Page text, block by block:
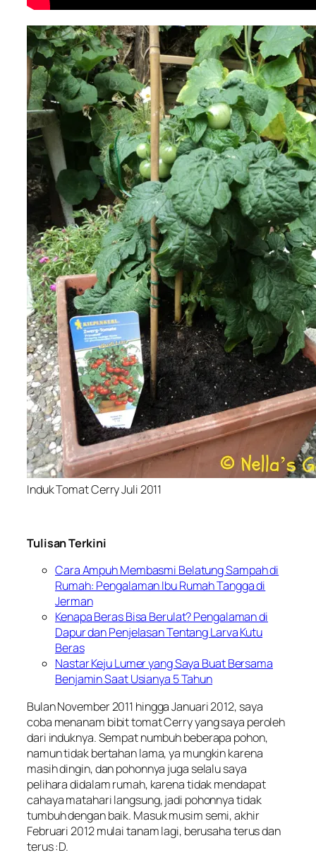
Induk Tomat Cerry Juli 2011
Tulisan Terkini
Cara Ampuh Membasmi Belatung Sampah di
Rumah: Pengalaman Ibu Rumah Tangga di
Jerman
Kenapa Beras Bisa Berulat? Pengalaman di
Dapur dan Penjelasan Tentang Larva Kutu
Beras
Nastar Keju Lumer yang Saya Buat Bersama
Benjamin Saat Usianya 5 Tahun
Bulan November 2011 hingga Januari 2012, saya
coba menanam bibit tomat Cerry yang saya peroleh
dari induknya. Sempat numbuh beberapa pohon,
namun tidak bertahan lama, ya mungkin karena
masih dingin, dan pohonnya juga selalu saya
pelihara didalam rumah, karena tidak mendapat
cahaya matahari langsung, jadi pohonnya tidak
tumbuh dengan baik. Masuk musim semi, akhir
Februari 2012 mulai tanam lagi, berusaha terus dan
terus :D.